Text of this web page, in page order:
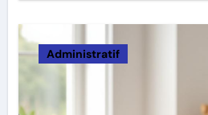
Administratif